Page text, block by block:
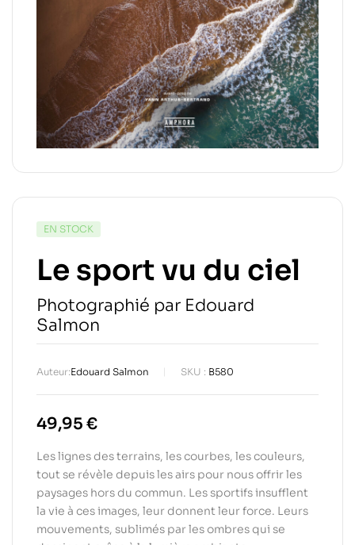
EN STOCK
Le sport vu du ciel
Photographié par Edouard
Salmon
Auteur:Edouard Salmon SKU : B580
49,95 €
Les lignes des terrains, les courbes, les couleurs,
tout se révèle depuis les airs pour nous offrir les
paysages hors du commun. Les sportifs insufflent
la vie à ces images, leur donnent leur force. Leurs
mouvements, sublimés par les ombres qui se